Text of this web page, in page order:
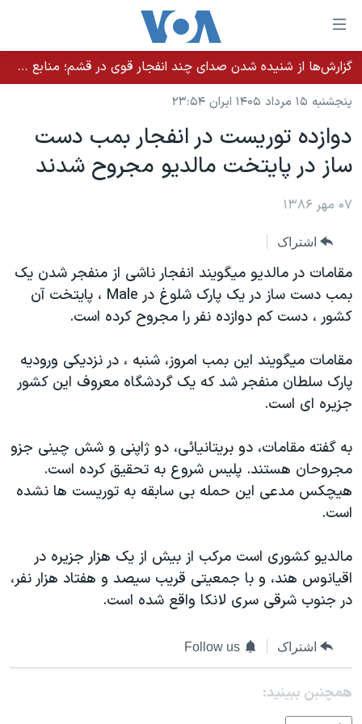
لینکهای
قابل
دسترسی
جهش
محتوای
اصلی
به
اصلی
جهش
به
جستجو
خانه
نسخه سبک وب‌سایت
موضوع ها
ایران
آمریکا
گزیده‌ها
ویژه برنامه‌ها
فرهنگ و زندگی
حقوق شهروندی
علم و فناوری
اسرائیل در جنگ
آرشیو پخش زنده
برنامه های تلویزیونی
جدول برنامه ها
صفحه‌های ویژه
عملیات خشم حماسی
۲۵۰سالگی آمریکا
مستندها
انتخابات ریاست جمهوری آمریکا ۲۰۲۴
رمز مهسا
ورزش زنان در ایران
مجموعه مستندهای دادخواهی
تریبونال مردمی آبان ۹۸
دادگاه حمید نوری
چهل سال گروگان‌گیری
قانون شفافیت دارائی کادر رهبری ایران
اعتراضات مردمی آبان ۹۸
فرکانس‌های صدای آمریکا
پخش رادیویی
یادگیری زبان انگلیسی
دنبال کنید
زبانهای مختلف
گزارش‌ها از شنیده شدن صدای چند انفجار قوی در قشم؛ منابع حکومتی می‌گویند درگیری در تنگه هرمز بود
پنجشنبه ۱۵ مرداد ۱۴۰۵ ایران ۲۳:۵۴
دوازده توريست در انفجار بمب دست
ساز در پايتخت مالديو مجروح شدند
۰۷ مهر ۱۳۸۶
اشتراک
مقامات در مالديو ميگويند انفجار ناشی از منفجر شدن يک
بمب دست ساز در يک پارک شلوغ در Male ، پايتخت آن
کشور ، دست کم دوازده نفر را مجروح کرده است.
مقامات ميگويند اين بمب امروز، شنبه ، در نزديکی ورودیه
پارک سلطان منفجر شد که يک گردشگاه معروف اين کشور
جزيره ای است.
به گفته مقامات، دو بريتانيائی، دو ژاپنی و شش چينی جزو
مجروحان هستند. پليس شروع به تحقيق کرده است.
هيچکس مدعی اين حمله بی سابقه به توريست ها نشده
است.
مالديو کشوری است مرکب از بيش از يک هزار جزيره در
اقيانوس هند، و با جمعيتی قريب سیصد و هفتاد هزار نفر،
در جنوب شرقی سری لانکا واقع شده است.
اشتراک Follow us
همچنبن ببینید: